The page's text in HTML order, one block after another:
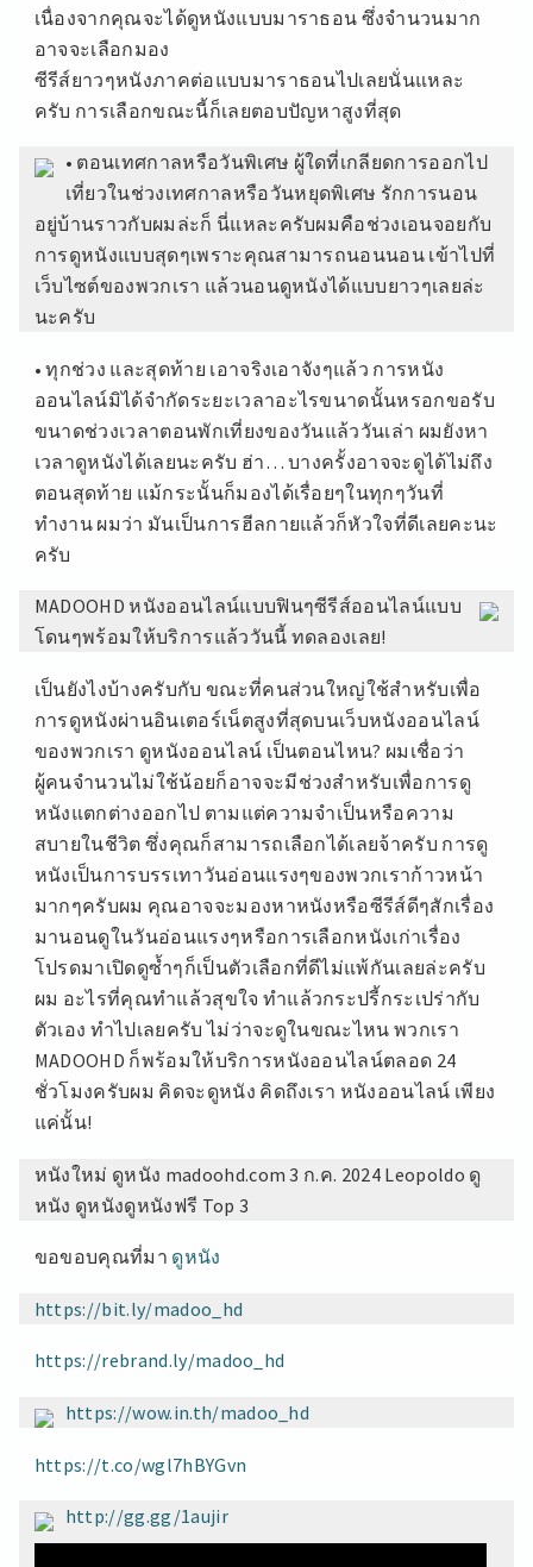
เนื่องจากคุณจะได้ดูหนังแบบมาราธอน ซึ่งจำนวนมาก
อาจจะเลือกมอง
ซีรีส์ยาวๆหนังภาคต่อแบบมาราธอนไปเลยนั่นแหละ
ครับ การเลือกขณะนี้ก็เลยตอบปัญหาสูงที่สุด
• ตอนเทศกาลหรือวันพิเศษ ผู้ใดที่เกลียดการออกไป
เที่ยวในช่วงเทศกาลหรือวันหยุดพิเศษ รักการนอน
อยู่บ้านราวกับผมล่ะก็ นี่แหละครับผมคือช่วงเอนจอยกับ
การดูหนังแบบสุดๆเพราะคุณสามารถนอนนอน เข้าไปที่
เว็บไซต์ของพวกเรา แล้วนอนดูหนังได้แบบยาวๆเลยล่ะ
นะครับ
• ทุกช่วง และสุดท้าย เอาจริงเอาจังๆแล้ว การหนัง
ออนไลน์มิได้จำกัดระยะเวลาอะไรขนาดนั้นหรอกขอรับ
ขนาดช่วงเวลาตอนพักเที่ยงของวันแล้ววันเล่า ผมยังหา
เวลาดูหนังได้เลยนะครับ ฮ่า… บางครั้งอาจจะดูได้ไม่ถึง
ตอนสุดท้าย แม้กระนั้นก็มองได้เรื่อยๆในทุกๆวันที่
ทำงาน ผมว่า มันเป็นการฮีลกายแล้วก็หัวใจที่ดีเลยคะนะ
ครับ
MADOOHD หนังออนไลน์แบบฟินๆซีรีส์ออนไลน์แบบ
โดนๆพร้อมให้บริการแล้ววันนี้ ทดลองเลย!
เป็นยังไงบ้างครับกับ ขณะที่คนส่วนใหญ่ใช้สำหรับเพื่อ
การดูหนังผ่านอินเตอร์เน็ตสูงที่สุดบนเว็บหนังออนไลน์
ของพวกเรา ดูหนังออนไลน์ เป็นตอนไหน? ผมเชื่อว่า
ผู้คนจำนวนไม่ใช้น้อยก็อาจจะมีช่วงสำหรับเพื่อการดู
หนังแตกต่างออกไป ตามแต่ความจำเป็นหรือความ
สบายในชีวิต ซึ่งคุณก็สามารถเลือกได้เลยจ้าครับ การดู
หนังเป็นการบรรเทาวันอ่อนแรงๆของพวกเราก้าวหน้า
มากๆครับผม คุณอาจจะมองหาหนังหรือซีรีส์ดีๆสักเรื่อง
มานอนดูในวันอ่อนแรงๆหรือการเลือกหนังเก่าเรื่อง
โปรดมาเปิดดูซ้ำๆก็เป็นตัวเลือกที่ดีไม่แพ้กันเลยล่ะครับ
ผม อะไรที่คุณทำแล้วสุขใจ ทำแล้วกระปรี้กระเปร่ากับ
ตัวเอง ทำไปเลยครับ ไม่ว่าจะดูในขณะไหน พวกเรา
MADOOHD ก็พร้อมให้บริการหนังออนไลน์ตลอด 24
ชั่วโมงครับผม คิดจะดูหนัง คิดถึงเรา หนังออนไลน์ เพียง
แค่นั้น!
หนังใหม่ ดูหนัง madoohd.com 3 ก.ค. 2024 Leopoldo ดู
หนัง ดูหนังดูหนังฟรี Top 3
ขอขอบคุณที่มา ดูหนัง
https://bit.ly/madoo_hd
https://rebrand.ly/madoo_hd
https://wow.in.th/madoo_hd
https://t.co/wgl7hBYGvn
http://gg.gg/1aujir